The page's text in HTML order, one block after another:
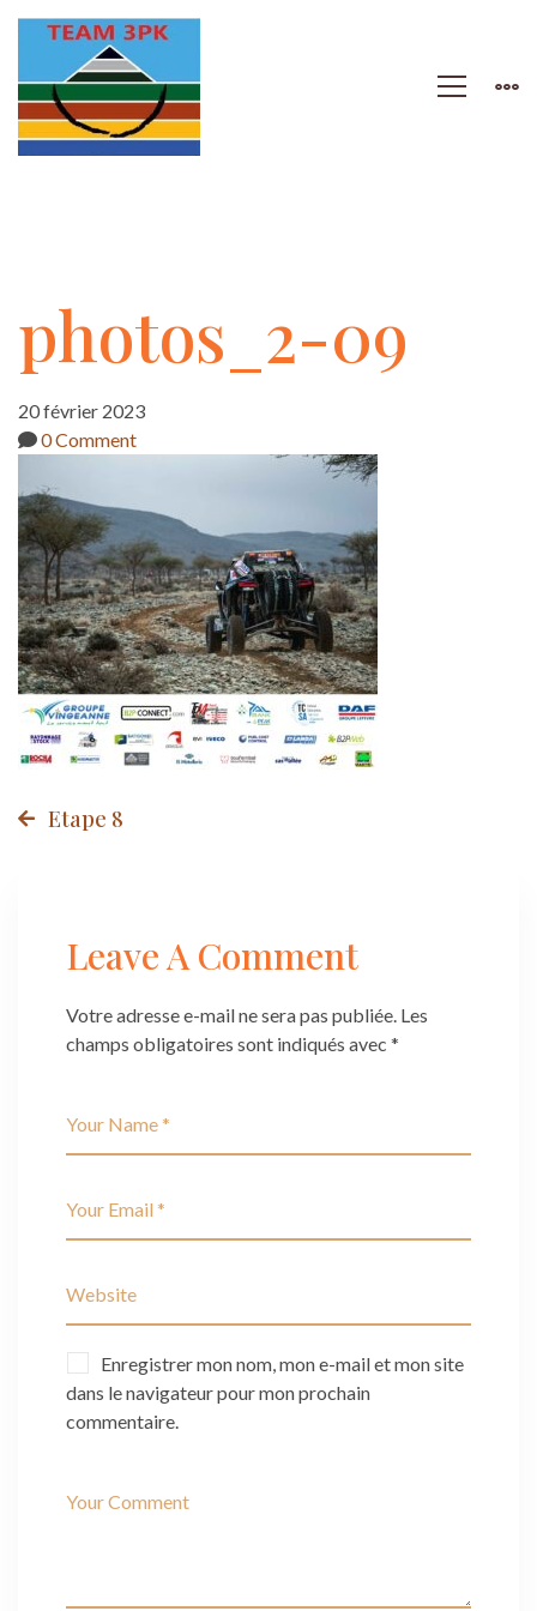
photos_2-
09
photos_2-09
20 février 2023
0 Comment
Post
Etape 8
Leave A Comment
Votre adresse e-mail ne sera pas publiée. Les
champs obligatoires sont indiqués avec *
Enregistrer mon nom, mon e-mail et mon site
dans le navigateur pour mon prochain
commentaire.